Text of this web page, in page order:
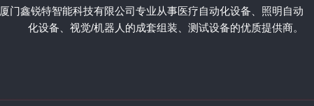
厦门鑫锐特智能科技有限公司专业从事医疗自动化设备、照明自动
化设备、视觉/机器人的成套组装、测试设备的优质提供商。